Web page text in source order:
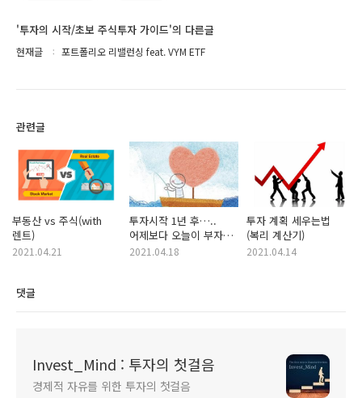
'투자의 시작/초보 주식투자 가이드'의 다른글
현재글 포트폴리오 리밸런싱 feat. VYM ETF
관련글
부동산 vs 주식(with
렌트)
2021.04.21
투자시작 1년 후…..
어제보다 오늘이 부자면
나는 부자다.
2021.04.18
투자 계획 세우는법
(복리 계산기)
2021.04.14
댓글
Invest_Mind : 투자의 첫걸음
경제적 자유를 위한 투자의 첫걸음